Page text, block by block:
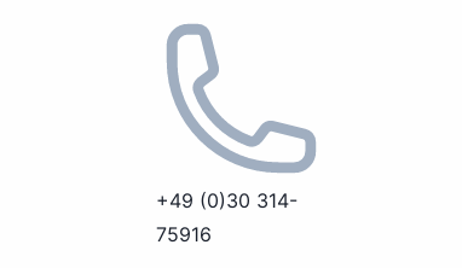
+49 (0)30 314-
75916